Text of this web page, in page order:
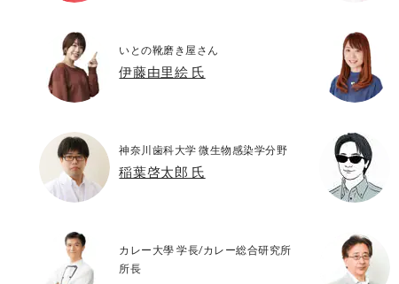
いとの靴磨き屋さん
伊藤由里絵 氏
神奈川歯科大学 微生物感染学分野
稲葉啓太郎 氏
カレー大學 学長/カレー総合研究所
所長